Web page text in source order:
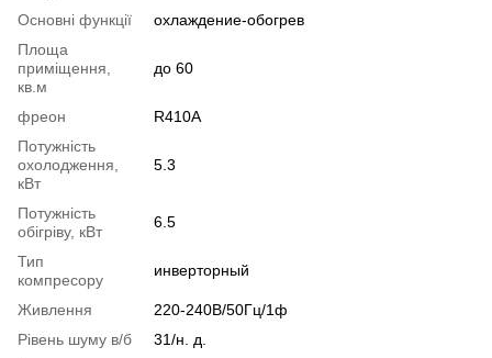
Основні функції
охлаждение-обогрев
Площа
приміщення,
кв.м
до 60
фреон
R410A
Потужність
охолодження,
кВт
5.3
Потужність
обігріву, кВт
6.5
Тип
компресору
инверторный
Живлення
220-240В/50Гц/1ф
Рівень шуму в/б
31/н. д.